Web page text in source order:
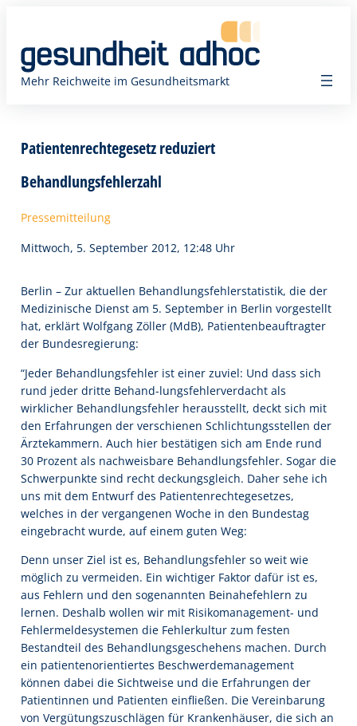
springen
Mehr Reichweite im Gesundheitsmarkt
Patientenrechtegesetz reduziert
Behandlungsfehlerzahl
Pressemitteilung
Mittwoch, 5. September 2012, 12:48 Uhr
Berlin – Zur aktuellen Behandlungsfehlerstatistik, die der
Medizinische Dienst am 5. September in Berlin vorgestellt
hat, erklärt Wolfgang Zöller (MdB), Patientenbeauftragter
der Bundesregierung:
“Jeder Behandlungsfehler ist einer zuviel: Und dass sich
rund jeder dritte Behand-lungsfehlerverdacht als
wirklicher Behandlungsfehler herausstellt, deckt sich mit
den Erfahrungen der verschienen Schlichtungsstellen der
Ärztekammern. Auch hier bestätigen sich am Ende rund
30 Prozent als nachweisbare Behandlungsfehler. Sogar die
Schwerpunkte sind recht deckungsgleich. Daher sehe ich
uns mit dem Entwurf des Patientenrechtegesetzes,
welches in der vergangenen Woche in den Bundestag
eingebracht wurde, auf einem guten Weg:
Denn unser Ziel ist es, Behandlungsfehler so weit wie
möglich zu vermeiden. Ein wichtiger Faktor dafür ist es,
aus Fehlern und den sogenannten Beinahefehlern zu
lernen. Deshalb wollen wir mit Risikomanagement- und
Fehlermeldesystemen die Fehlerkultur zum festen
Bestandteil des Behandlungsgeschehens machen. Durch
ein patientenorientiertes Beschwerdemanagement
können dabei die Sichtweise und die Erfahrungen der
Patientinnen und Patienten einfließen. Die Vereinbarung
von Vergütungszuschlägen für Krankenhäuser, die sich an